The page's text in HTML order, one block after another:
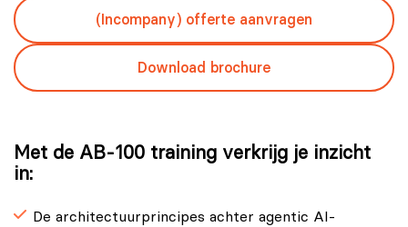
(Incompany) offerte aanvragen
Download brochure
Met de AB-100 training verkrijg je inzicht
in:
De architectuurprincipes achter agentic AI-